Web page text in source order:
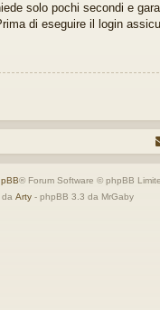
solo pochi secondi e
di eseguire il login
® Forum Software © phpBB
da Arty - phpBB 3.3 da MrGaby